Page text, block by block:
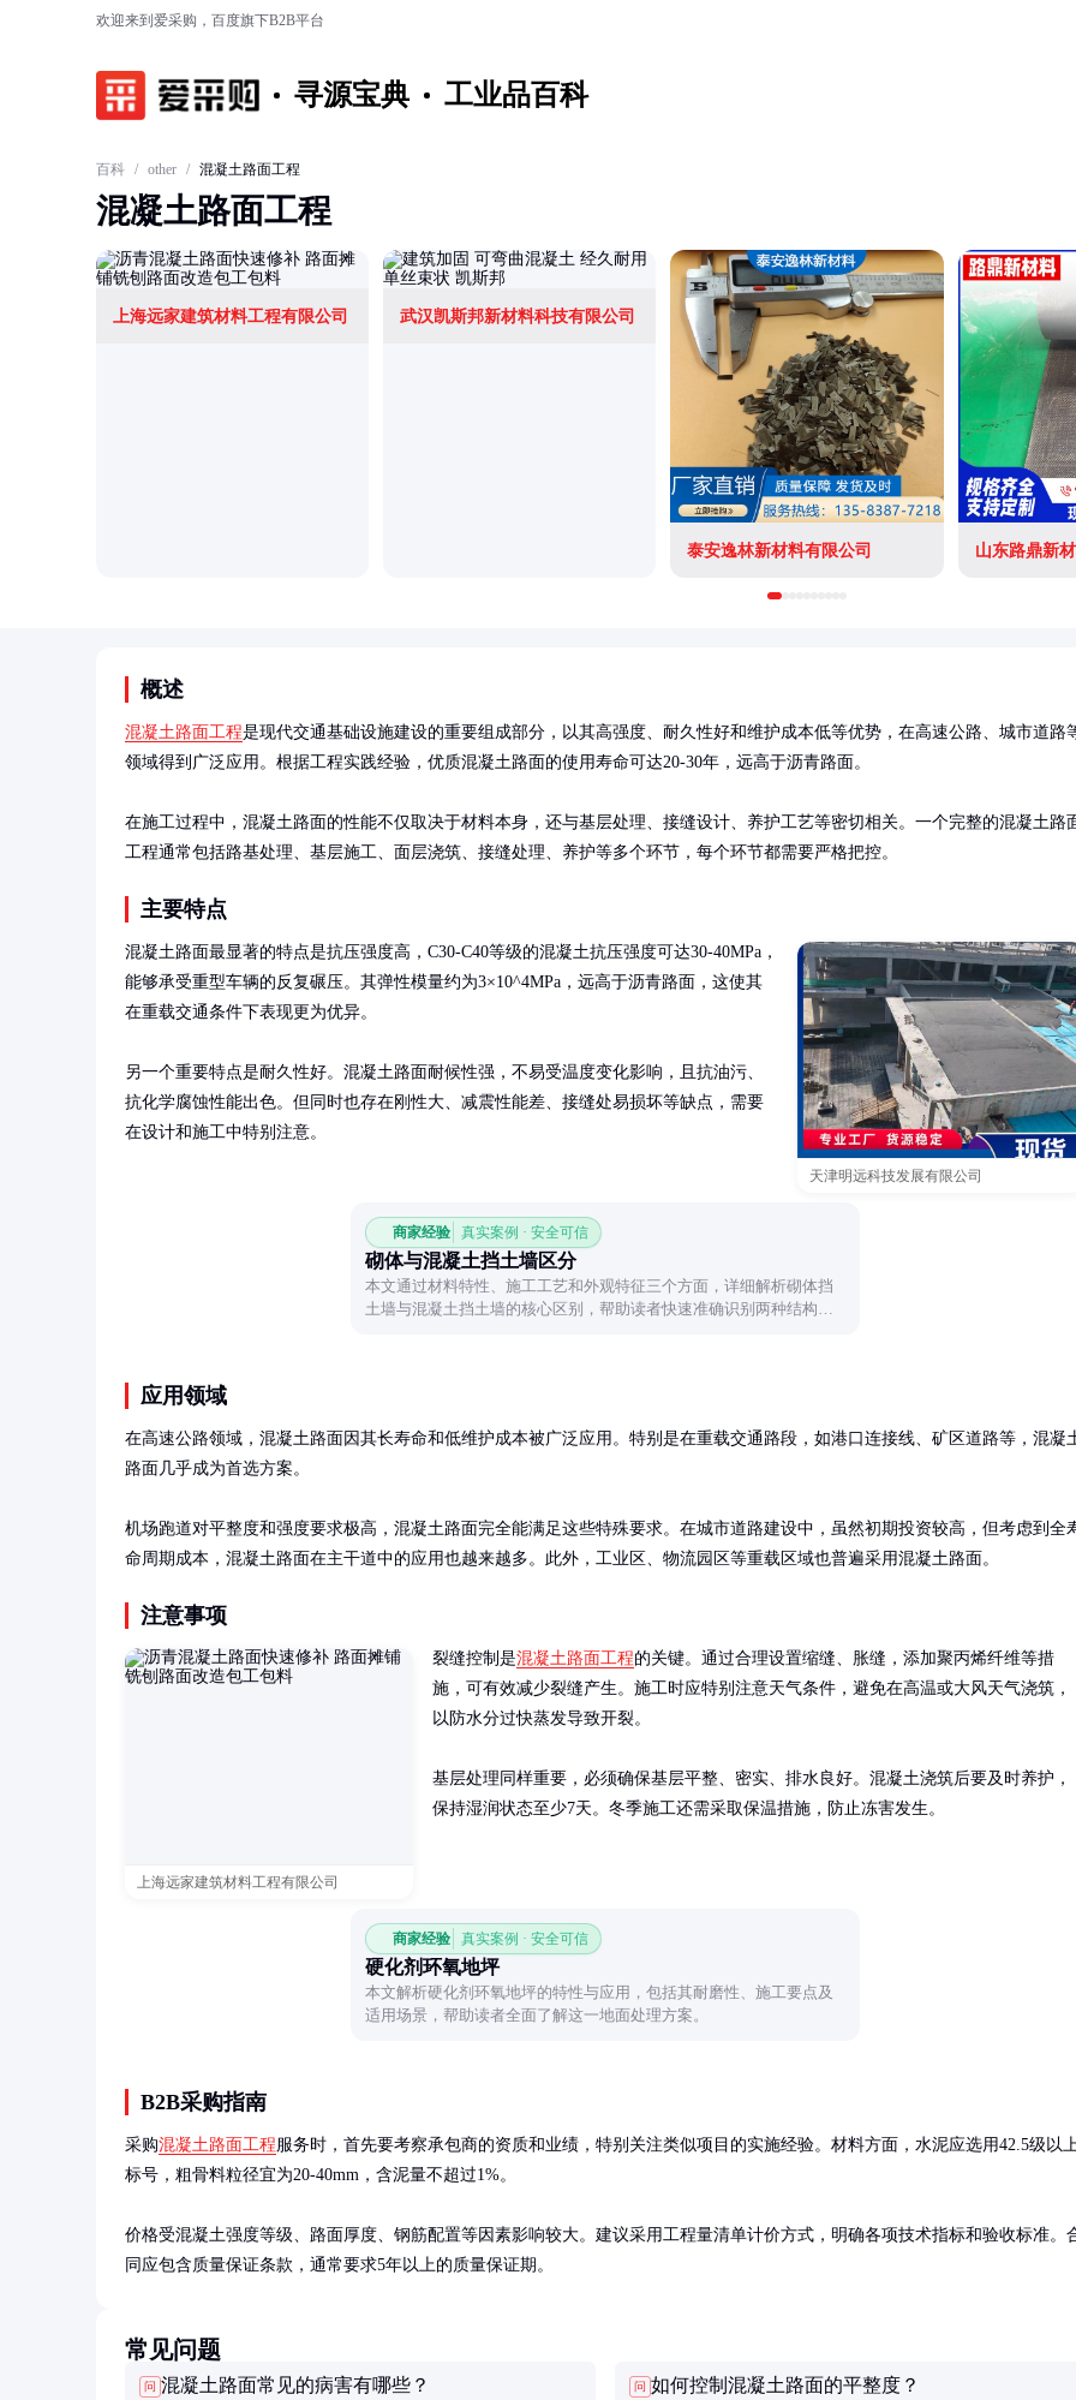
欢迎来到爱采购，百度旗下B2B平台
寻源宝典 工业品百科
百科 / other / 混凝土路面工程
混凝土路面工程
上海远家建筑材料工程有限公司 武汉凯斯邦新材料科技有限公司
泰安逸林新材料有限公司 山东路鼎新
概述
混凝土路面工程是现代交通基础设施建设的重要组成部分，以其高强度、耐久性好和维护成本低等优势，在高速公路、城市道路
领域得到广泛应用。根据工程实践经验，优质混凝土路面的使用寿命可达20-30年，远高于沥青路面。
在施工过程中，混凝土路面的性能不仅取决于材料本身，还与基层处理、接缝设计、养护工艺等密切相关。一个完整的混凝土路
工程通常包括路基处理、基层施工、面层浇筑、接缝处理、养护等多个环节，每个环节都需要严格把控。
主要特点
天津明远科技发展有限公司
混凝土路面最显著的特点是抗压强度高，C30-C40等级的混凝土抗压强度可达30-40MPa，
能够承受重型车辆的反复碾压。其弹性模量约为3×10^4MPa，远高于沥青路面，这使其
在重载交通条件下表现更为优异。
另一个重要特点是耐久性好。混凝土路面耐候性强，不易受温度变化影响，且抗油污、
抗化学腐蚀性能出色。但同时也存在刚性大、减震性能差、接缝处易损坏等缺点，需要
在设计和施工中特别注意。
商家经验 真实案例 · 安全可信
砌体与混凝土挡土墙区分
本文通过材料特性、施工工艺和外观特征三个方面，详细解析砌体挡
土墙与混凝土挡土墙的核心区别，帮助读者快速准确识别两种结构类
应用领域
在高速公路领域，混凝土路面因其长寿命和低维护成本被广泛应用。特别是在重载交通路段，如港口连接线、矿区道路等，混凝
路面几乎成为首选方案。
机场跑道对平整度和强度要求极高，混凝土路面完全能满足这些特殊要求。在城市道路建设中，虽然初期投资较高，但考虑到全
命周期成本，混凝土路面在主干道中的应用也越来越多。此外，工业区、物流园区等重载区域也普遍采用混凝土路面。
注意事项
上海远家建筑材料工程有限公司
裂缝控制是混凝土路面工程的关键。通过合理设置缩缝、胀缝，添加聚丙烯纤维等措
施，可有效减少裂缝产生。施工时应特别注意天气条件，避免在高温或大风天气浇筑，
以防水分过快蒸发导致开裂。
基层处理同样重要，必须确保基层平整、密实、排水良好。混凝土浇筑后要及时养护，
保持湿润状态至少7天。冬季施工还需采取保温措施，防止冻害发生。
商家经验 真实案例 · 安全可信
硬化剂环氧地坪
本文解析硬化剂环氧地坪的特性与应用，包括其耐磨性、施工要点及
适用场景，帮助读者全面了解这一地面处理方案。
B2B采购指南
采购混凝土路面工程服务时，首先要考察承包商的资质和业绩，特别关注类似项目的实施经验。材料方面，水泥应选用42.5级以
标号，粗骨料粒径宜为20-40mm，含泥量不超过1%。
价格受混凝土强度等级、路面厚度、钢筋配置等因素影响较大。建议采用工程量清单计价方式，明确各项技术指标和验收标准。
同应包含质量保证条款，通常要求5年以上的质量保证期。
常见问题
问 混凝土路面常见的病害有哪些？ 问 如何控制混凝土路面的平整度？